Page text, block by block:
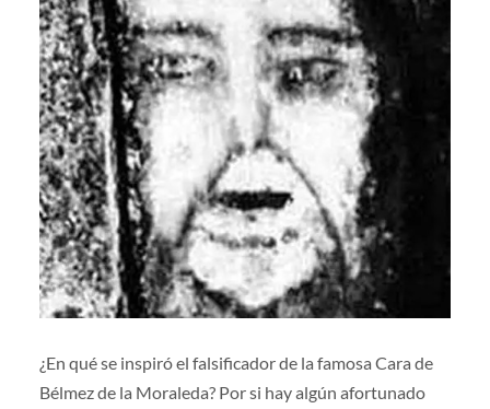
¿En qué se inspiró el falsificador de la famosa Cara de
Bélmez de la Moraleda? Por si hay algún afortunado